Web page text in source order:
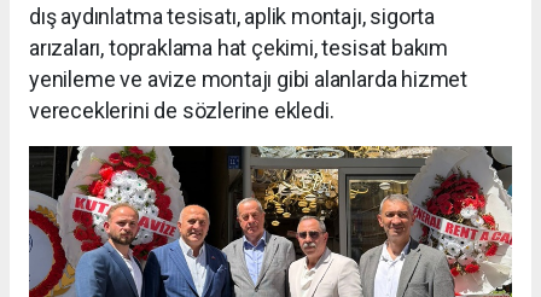
dış aydınlatma tesisatı, aplik montajı, sigorta
arızaları, topraklama hat çekimi, tesisat bakım
yenileme ve avize montajı gibi alanlarda hizmet
vereceklerini de sözlerine ekledi.